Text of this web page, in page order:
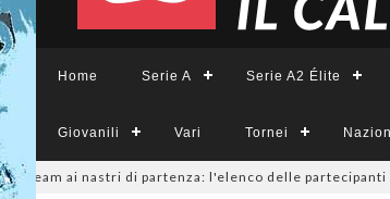
Home Serie A Serie A2 Élite
Giovanili Vari Tornei
ai nastri di partenza: l'elenco delle partecipanti laziali